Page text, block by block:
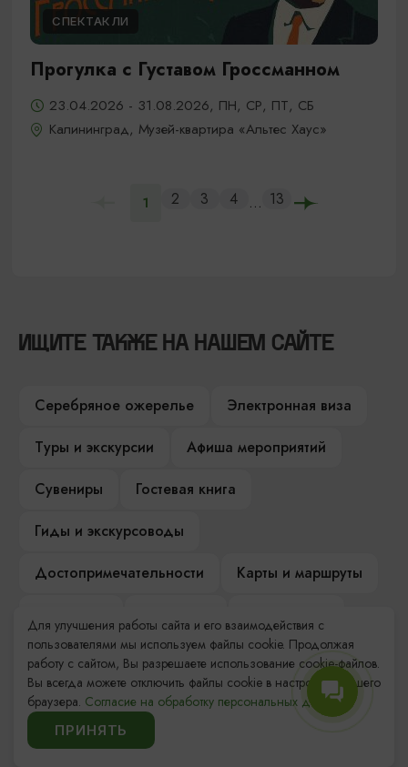
СПЕКТАКЛИ
Прогулка с Густавом Гроссманном
23.04.2026 - 31.08.2026, ПН, СР, ПТ, СБ
Калининград, Музей-квартира «Альтес Хаус»
1 2 3 4 ... 13
ИЩИТЕ ТАКЖЕ НА НАШЕМ САЙТЕ
Серебряное ожерелье
Электронная виза
Туры и экскурсии
Афиша мероприятий
Сувениры
Гостевая книга
Гиды и экскурсоводы
Достопримечательности
Карты и маршруты
Компас Балтийской кухни
Настоящий Калининградец
Музеи
Для улучшения работы сайта и его взаимодействия с
пользователями мы используем файлы cookie. Продолжая
работу с сайтом, Вы разрешаете использование cookie-файлов.
Вы всегда можете отключить файлы cookie в настройках Вашего
браузера. Согласие на обработку персональных данных.
ПРИНЯТЬ